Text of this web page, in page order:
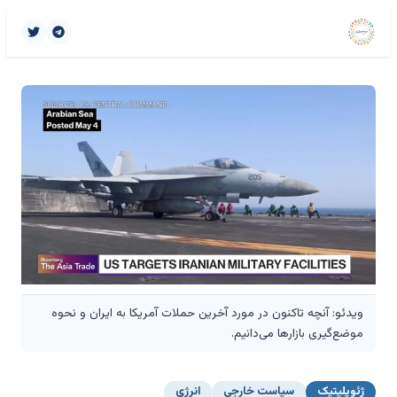
ویدئو: آنچه تاکنون در مورد آخرین حملات آمریکا به ایران و نحوه
موضع‌گیری بازارها می‌دانیم.
ژئوپلیتیک سیاست خارجی انرژی